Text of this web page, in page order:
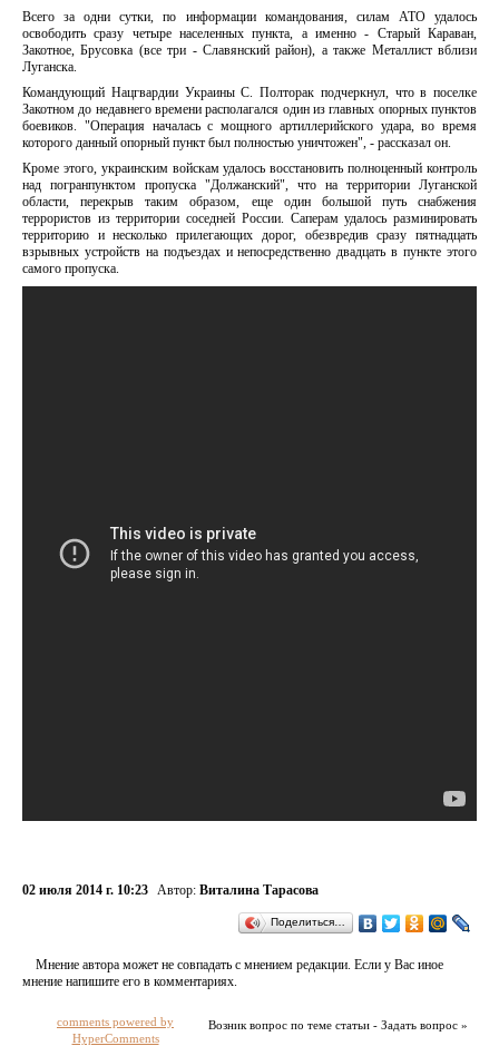
Всего за одни сутки, по информации командования, силам АТО удалось
освободить сразу четыре населенных пункта, а именно - Старый Караван,
Закотное, Брусовка (все три - Славянский район), а также Металлист вблизи
Луганска.
Командующий Нацгвардии Украины С. Полторак подчеркнул, что в поселке
Закотном до недавнего времени располагался один из главных опорных пунктов
боевиков. "Операция началась с мощного артиллерийского удара, во время
которого данный опорный пункт был полностью уничтожен", - рассказал он.
Кроме этого, украинским войскам удалось восстановить полноценный контроль
над погранпунктом пропуска "Должанский", что на территории Луганской
области, перекрыв таким образом, еще один большой путь снабжения
террористов из территории соседней России. Саперам удалось разминировать
территорию и несколько прилегающих дорог, обезвредив сразу пятнадцать
взрывных устройств на подъездах и непосредственно двадцать в пункте этого
самого пропуска.
02 июля 2014 г. 10:23 Автор: Виталина Тарасова
Поделиться…
Мнение автора может не совпадать с мнением редакции. Если у Вас иное
мнение напишите его в комментариях.
Возник вопрос по теме статьи - Задать вопрос »
comments powered by
HyperComments